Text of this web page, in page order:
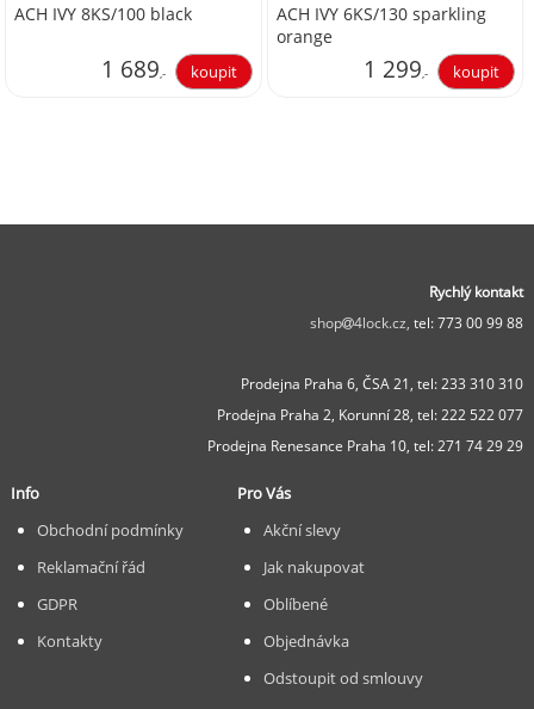
ACH IVY 8KS/100 black
1 689,-
ACH IVY 6KS/130 sparkling
orange
1 299 ,-
Rychlý kontakt
shop
4lock.cz, tel: 773 00 99 88
Prodejna Praha 6, ČSA 21, tel: 233 310 310
Prodejna Praha 2, Korunní 28, tel: 222 522 077
Prodejna Renesance Praha 10, tel: 271 74 29 29
Info
Obchodní podmínky
Reklamační řád
GDPR
Kontakty
Pro Vás
Akční slevy
Jak nakupovat
Oblíbené
Objednávka
Odstoupit od smlouvy